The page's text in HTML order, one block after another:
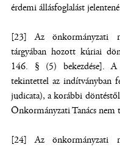
érdemi állásfoglalást
[23] Az önkormányzati
tárgyában hozott kúriai
146. § (5) bekezdése]. A
tekintettel az indítványban
judicata), a korábbi
Önkormányzati Tanács nem
[24] Az önkormányzati